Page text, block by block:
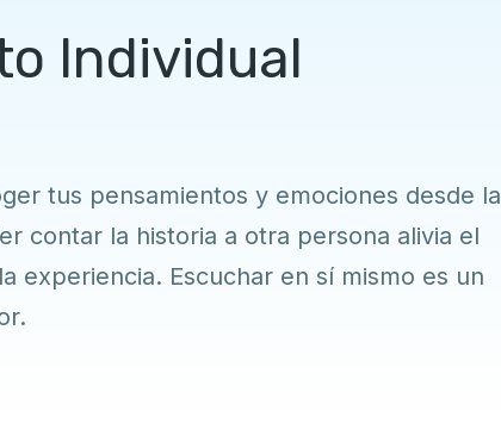
Individual
tus pensamientos y emociones desde la
contar la historia a otra persona alivia el
experiencia. Escuchar en sí mismo es un